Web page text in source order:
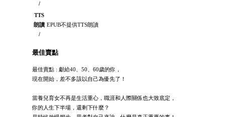
/
TTS
朗讀
/
EPUB不提供TTS朗讀
最佳賣點
最佳賣點 : 獻給40、50、60歲的你，
現在開始，差不多該以自己為優先了！
當養兒育女不再是生活重心，職涯和人際關係也大致底定，
你的人生下半場，還剩下什麼？